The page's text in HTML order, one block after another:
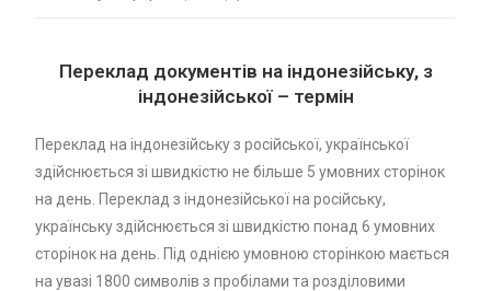
Переклад документів на індонезійську, з
індонезійської – термін
Переклад на індонезійську з російської, української
здійснюється зі швидкістю не більше 5 умовних сторінок
на день. Переклад з індонезійської на російську,
українську здійснюється зі швидкістю понад 6 умовних
сторінок на день. Під однією умовною сторінкою мається
на увазі 1800 символів з пробілами та розділовими